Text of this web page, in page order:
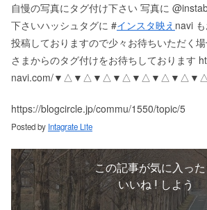
自慢の写真にタグ付け下さい 写真に
下さい️ ハッシュタグに #インスタ映え navi
投稿しておりますので少々お待ちいただく
さまからのタグ付けをお待ちしております
navi.com/
https://blogcircle.jp/commu/1550/topic/5
Posted by Intagrate Lite
この記事が気に入っ
いいね ! しよう